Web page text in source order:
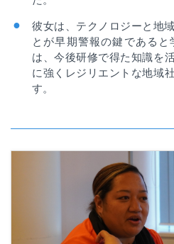
彼女は、テクノロジーと地
とが早期警報の鍵であると
は、今後研修で得た知識を
に強くレジリエントな地域
す。